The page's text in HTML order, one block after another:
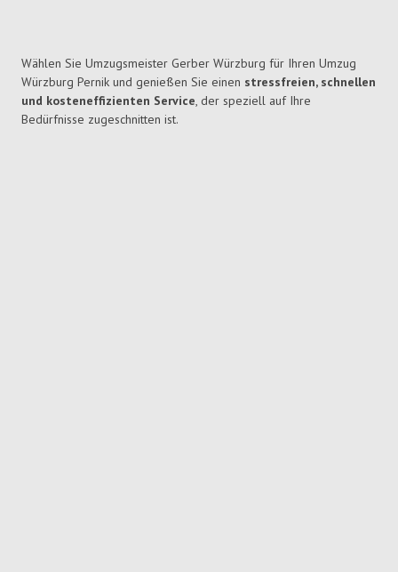
Wählen Sie Umzugsmeister Gerber Würzburg für Ihren Umzug
Würzburg Pernik und genießen Sie einen stressfreien, schnellen
und kosteneffizienten Service, der speziell auf Ihre
Bedürfnisse zugeschnitten ist.